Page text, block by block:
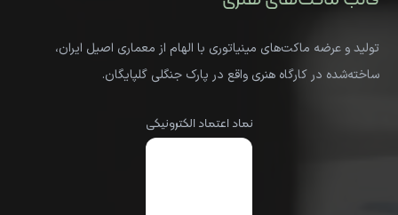
تولید و عرضه ماکت‌های مینیاتوری با الهام از معماری اصیل ایران،
ساخته‌شده در کارگاه هنری واقع در پارک جنگلی گلپایگان.
نماد اعتماد الکترونیکی